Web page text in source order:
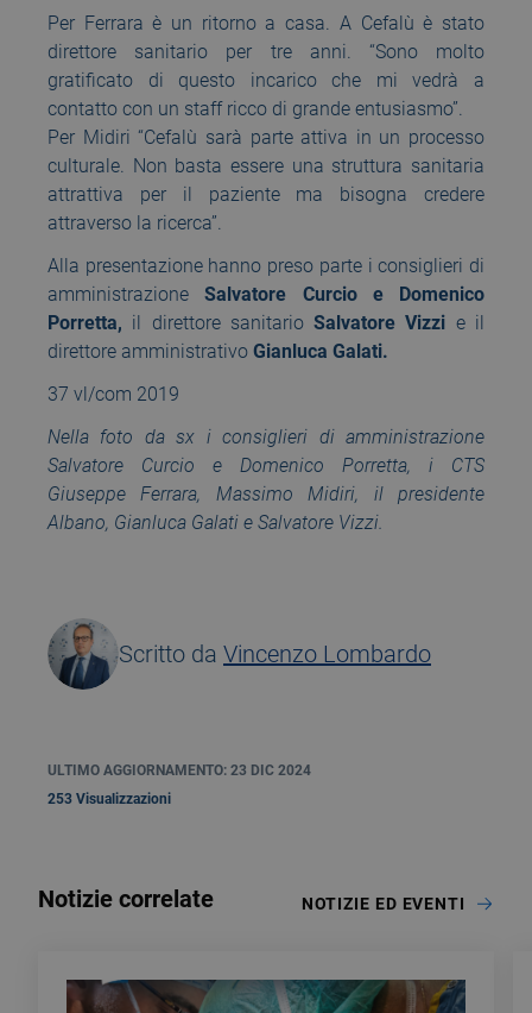
Per Ferrara è un ritorno a casa. A Cefalù è stato
direttore sanitario per tre anni. “Sono molto
gratificato di questo incarico che mi vedrà a
contatto con un staff ricco di grande entusiasmo”.
Per Midiri “Cefalù sarà parte attiva in un processo
culturale. Non basta essere una struttura sanitaria
attrattiva per il paziente ma bisogna credere
attraverso la ricerca”.
Alla presentazione hanno preso parte i consiglieri di
amministrazioneSalvatore Curcio e Domenico
Porretta, il direttore sanitarioSalvatore Vizzi e il
direttore amministrativo Gianluca Galati.
37 vl/com 2019
Nella foto da sx i consiglieri di amministrazione
Salvatore Curcio e Domenico Porretta, i CTS
Giuseppe Ferrara, Massimo Midiri, il presidente
Albano, Gianluca Galati e Salvatore Vizzi.
Scritto da Vincenzo Lombardo
ULTIMO AGGIORNAMENTO: 23 DIC 2024
253 Visualizzazioni
Notizie correlate NOTIZIE ED EVENTI